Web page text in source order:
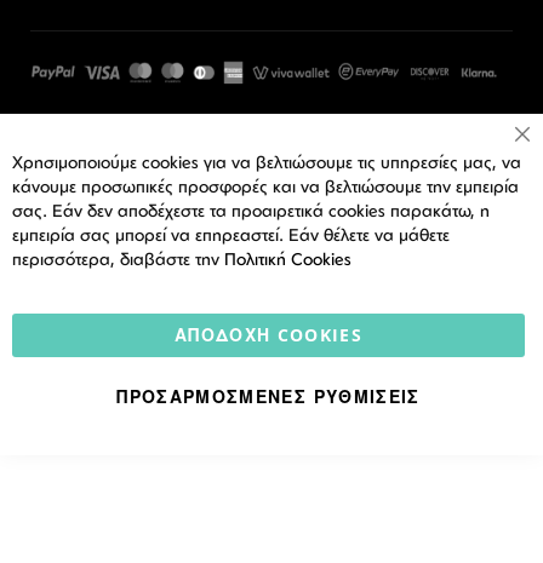
Χρησιμοποιούμε cookies για να βελτιώσουμε τις υπηρεσίες μας, να
κάνουμε προσωπικές προσφορές και να βελτιώσουμε την εμπειρία
σας. Εάν δεν αποδέχεστε τα προαιρετικά cookies παρακάτω, η
εμπειρία σας μπορεί να επηρεαστεί. Εάν θέλετε να μάθετε
περισσότερα, διαβάστε την Πολιτική Cookies
ΑΠΟΔΟΧΉ COOKIES
ΠΡΟΣΑΡΜΟΣΜΈΝΕΣ ΡΥΘΜΊΣΕΙΣ